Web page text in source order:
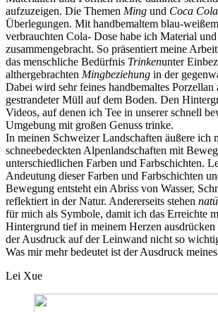
aufzuzeigen. Die Themen Ming und Coca Cola
Überlegungen. Mit handbemaltem blau-
verbrauchten Cola- Dose habe ich Material
zusammengebracht. So präsentiert meine
das menschliche Bedürfnis Trinkenunter
althergebrachten Mingbeziehung in der
Dabei wird sehr feines handbemaltes Porzellan
gestrandeter Müll auf dem Boden. Den
Videos, auf denen ich Tee in unserer schnell
Umgebung mit großen Genuss trinke.
In meinen Schweizer Landschaften äußere ich
schneebedeckten Alpenlandschaften mit
unterschiedlichen Farben und Farbschichten.
Andeutung dieser Farben und Farbschichten
Bewegung entsteht ein Abriss von Wasser,
reflektiert in der Natur. Andererseits stehen
für mich als Symbole, damit ich das Erreichte
Hintergrund tief in meinem Herzen
der Ausdruck auf der Leinwand nicht so
Was mir mehr bedeutet ist der Ausdruck
Lei Xue